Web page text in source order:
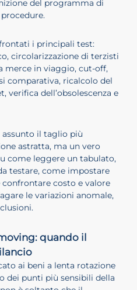
del programma di
i principali test:
circolarizzazione di terzisti
merce in viaggio, cut-off,
comparativa, ricalcolo del
verifica dell’obsolescenza e
assunto il taglio più
astratta, ma un vero
come leggere un tabulato,
testare, come impostare
confrontare costo e valore
le variazioni anomale,
quando il
ai beni a lenta rotazione
dei punti più sensibili della